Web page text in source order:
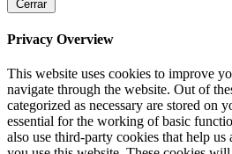
Cerrar
Privacy Overview
This website uses cookies to improve
navigate through the website. Out of
categorized as necessary are stored on
essential for the working of basic
also use third-party cookies that help